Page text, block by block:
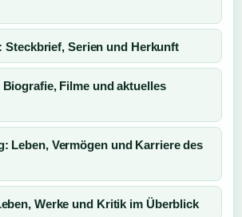
Steckbrief, Serien und Herkunft
Biografie, Filme und aktuelles
Leben, Vermögen und Karriere des
Werke und Kritik im Überblick